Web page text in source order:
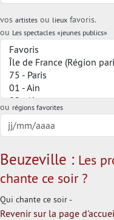
vos artistes ou lieux favoris.
ou Les spectacles «jeunes publics»
ou régions favorites
Beuzeville : Les
chante ce soir ?
Qui chante ce soir -
Revenir sur la page